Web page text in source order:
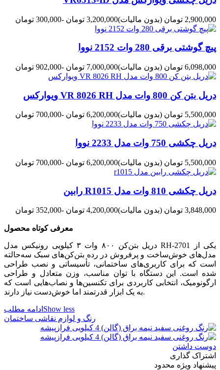
2,900,000 تومان (بدون مالیات)3,200,000 تومان -300,000 تومان
پیچ گوشتی برقی 280 وات 2152 نووا
6,098,000 تومان (بدون مالیات)7,000,000 تومان -902,000 تومان
دریل بتن کن 800 وات مدل VR 8026 RH ویوارکس
5,500,000 تومان (بدون مالیات)6,200,000 تومان -700,000 تومان
دریل چکشی 750 وات مدل 2233 نووا
5,500,000 تومان (بدون مالیات)6,200,000 تومان -700,000 تومان
دریل چکشی 810 وات مدل R1015 رابین
3,848,000 تومان (بدون مالیات)4,200,000 تومان -352,000 تومان
معرفی کوتاه محصول
دریل بتن‌کن ۸۰۰ وات ۳ کیلویی رونیکس مدل RH‑2701 یکی از
مدل‌های خوش‌ساخت و پرفروش در رده بتن‌کن‌های سبک سه‌حالته
است که برای کاربری‌های ساختمانی، تأسیساتی و نصب طراحی
شده است. این دستگاه با توان مناسب، وزن متعادل و طراحی
ارگونومیک، انتخابی کاربردی برای تکنسین‌ها و نصاب‌هایی است که
به یک ابزار قدرتمند اما خوش‌دست نیاز دارند.
ادامه مطلب Show less
رنگ و لوازم نقاشی ساختمان
دوست داشتن
اشتراک گذاری
پیشنهاد ویژه محدود